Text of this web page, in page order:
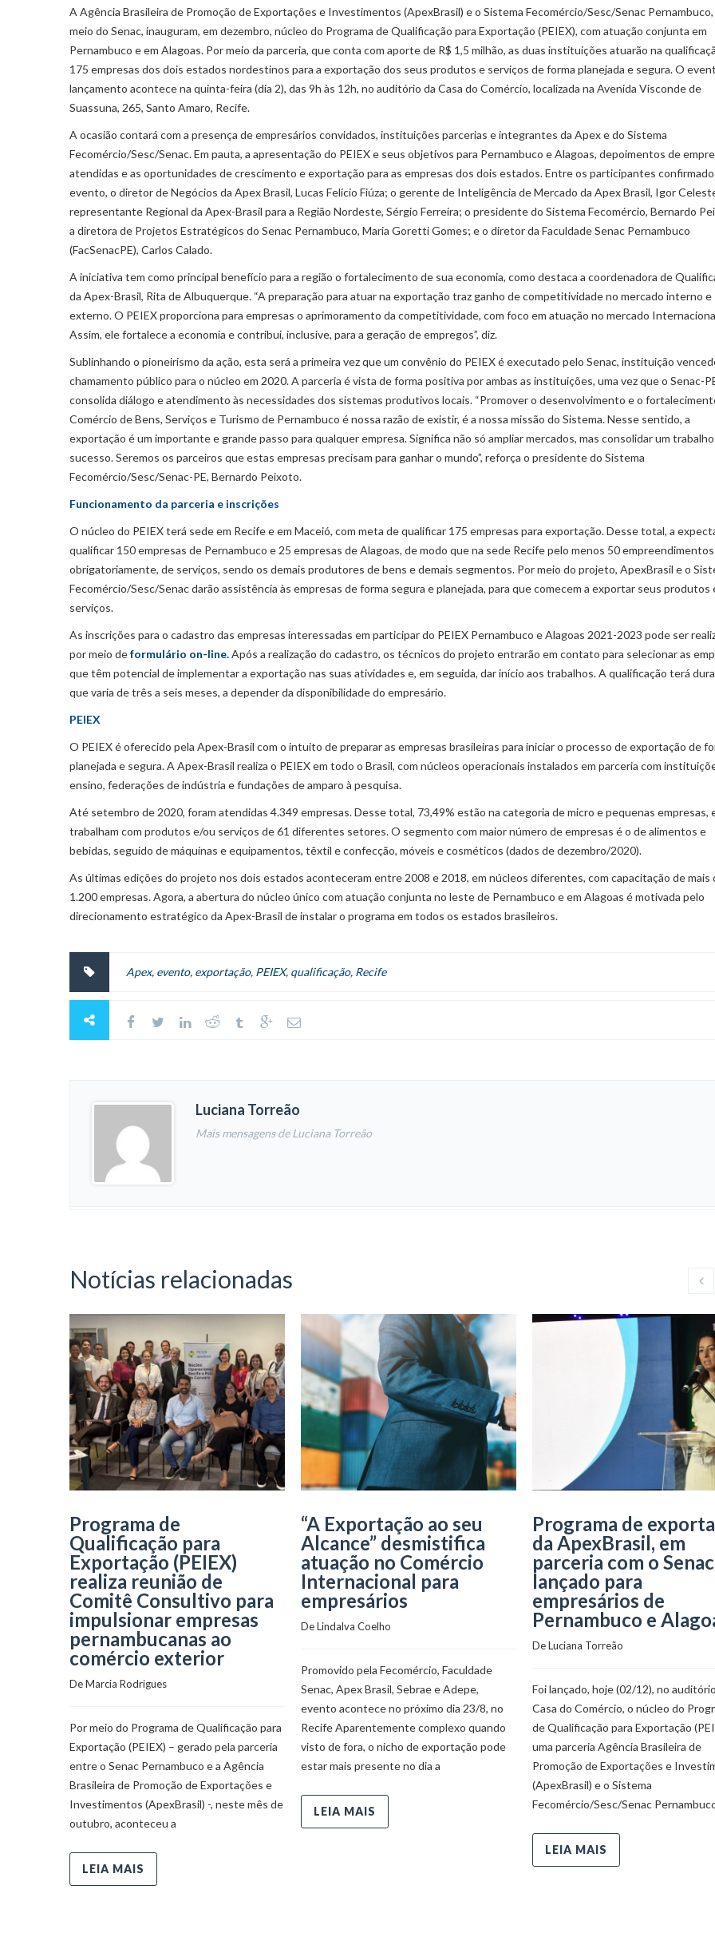
A Agência Brasileira de Promoção de Exportações e Investimentos (ApexBrasil) e o Sistema Fecomércio/Sesc/Senac
meio do Senac, inauguram, em dezembro, núcleo do Programa de Qualificação para Exportação (PEIEX), com atuação conjunta em
Pernambuco e em Alagoas. Por meio da parceria, que conta com aporte de R$ 1,5 milhão, as duas instituições atuarão na
175 empresas dos dois estados nordestinos para a exportação dos seus produtos e serviços de forma planejada e segura. O
lançamento acontece na quinta-feira (dia 2), das 9h às 12h, no auditório da Casa do Comércio, localizada na Avenida Visconde de
Suassuna, 265, Santo Amaro, Recife.
A ocasião contará com a presença de empresários convidados, instituições parcerias e integrantes da Apex e do Sistema
Fecomércio/Sesc/Senac. Em pauta, a apresentação do PEIEX e seus objetivos para Pernambuco e Alagoas, depoimentos de
atendidas e as oportunidades de crescimento e exportação para as empresas dos dois estados. Entre os participantes
evento, o diretor de Negócios da Apex Brasil, Lucas Felício Fiúza; o gerente de Inteligência de Mercado da Apex Brasil, Igor
representante Regional da Apex-Brasil para a Região Nordeste, Sérgio Ferreira; o presidente do Sistema Fecomércio, Bernardo
a diretora de Projetos Estratégicos do Senac Pernambuco, Maria Goretti Gomes; e o diretor da Faculdade Senac Pernambuco
(FacSenacPE), Carlos Calado.
A iniciativa tem como principal benefício para a região o fortalecimento de sua economia, como destaca a coordenadora de
da Apex-Brasil, Rita de Albuquerque. “A preparação para atuar na exportação traz ganho de competitividade no mercado interno e
externo. O PEIEX proporciona para empresas o aprimoramento da competitividade, com foco em atuação no mercado
Assim, ele fortalece a economia e contribui, inclusive, para a geração de empregos”, diz.
Sublinhando o pioneirismo da ação, esta será a primeira vez que um convênio do PEIEX é executado pelo Senac, instituição
chamamento público para o núcleo em 2020. A parceria é vista de forma positiva por ambas as instituições, uma vez que o Senac-
consolida diálogo e atendimento às necessidades dos sistemas produtivos locais. “Promover o desenvolvimento e o
Comércio de Bens, Serviços e Turismo de Pernambuco é nossa razão de existir, é a nossa missão do Sistema. Nesse sentido, a
exportação é um importante e grande passo para qualquer empresa. Significa não só ampliar mercados, mas consolidar um
sucesso. Seremos os parceiros que estas empresas precisam para ganhar o mundo”, reforça o presidente do Sistema
Fecomércio/Sesc/Senac-PE, Bernardo Peixoto.
Funcionamento da parceria e inscrições
O núcleo do PEIEX terá sede em Recife e em Maceió, com meta de qualificar 175 empresas para exportação. Desse total, a
qualificar 150 empresas de Pernambuco e 25 empresas de Alagoas, de modo que na sede Recife pelo menos 50
obrigatoriamente, de serviços, sendo os demais produtores de bens e demais segmentos. Por meio do projeto, ApexBrasil e o
Fecomércio/Sesc/Senac darão assistência às empresas de forma segura e planejada, para que comecem a exportar seus produtos
serviços.
As inscrições para o cadastro das empresas interessadas em participar do PEIEX Pernambuco e Alagoas 2021-2023 pode ser
por meio deformulário on-line.Após a realização do cadastro, os técnicos do projeto entrarão em contato para selecionar as
que têm potencial de implementar a exportação nas suas atividades e, em seguida, dar início aos trabalhos. A qualificação terá
que varia de três a seis meses, a depender da disponibilidade do empresário.
PEIEX
O PEIEX é oferecido pela Apex-Brasil com o intuito de preparar as empresas brasileiras para iniciar o processo de exportação de
planejada e segura. A Apex-Brasil realiza o PEIEX em todo o Brasil, com núcleos operacionais instalados em parceria com
ensino, federações de indústria e fundações de amparo à pesquisa.
Até setembro de 2020, foram atendidas 4.349 empresas. Desse total, 73,49% estão na categoria de micro e pequenas empresas,
trabalham com produtos e/ou serviços de 61 diferentes setores. O segmento com maior número de empresas é o de alimentos e
bebidas, seguido de máquinas e equipamentos, têxtil e confecção, móveis e cosméticos (dados de dezembro/2020).
As últimas edições do projeto nos dois estados aconteceram entre 2008 e 2018, em núcleos diferentes, com capacitação de mais
1.200 empresas. Agora, a abertura do núcleo único com atuação conjunta no leste de Pernambuco e em Alagoas é motivada pelo
direcionamento estratégico da Apex-Brasil de instalar o programa em todos os estados brasileiros.
Apex, evento, exportação, PEIEX, qualificação, Recife
Luciana Torreão
Mais mensagens de Luciana Torreão
Notícias relacionadas
Programa de
Qualificação para
Exportação (PEIEX)
realiza reunião de
Comitê Consultivo para
impulsionar empresas
pernambucanas ao
comércio exterior
De Marcia Rodrigues
Por meio do Programa de Qualificação para
Exportação (PEIEX) – gerado pela parceria
entre o Senac Pernambuco e a Agência
Brasileira de Promoção de Exportações e
Investimentos (ApexBrasil) -, neste mês de
outubro, aconteceu a
LEIA MAIS
“A Exportação ao seu
Alcance” desmistifica
atuação no Comércio
Internacional para
empresários
De Lindalva Coelho
Promovido pela Fecomércio, Faculdade
Senac, Apex Brasil, Sebrae e Adepe,
evento acontece no próximo dia 23/8, no
Recife Aparentemente complexo quando
visto de fora, o nicho de exportação pode
estar mais presente no dia a
LEIA MAIS
Programa de
da ApexBrasil, em
parceria com o
lançado para
empresários de
Pernambuco e
De Luciana Torreão
Foi lançado, hoje (02/12), no
Casa do Comércio, o núcleo do
de Qualificação para Exportação
uma parceria Agência Brasileira de
Promoção de Exportações e
(ApexBrasil) e o Sistema
Fecomércio/Sesc/Senac
LEIA MAIS